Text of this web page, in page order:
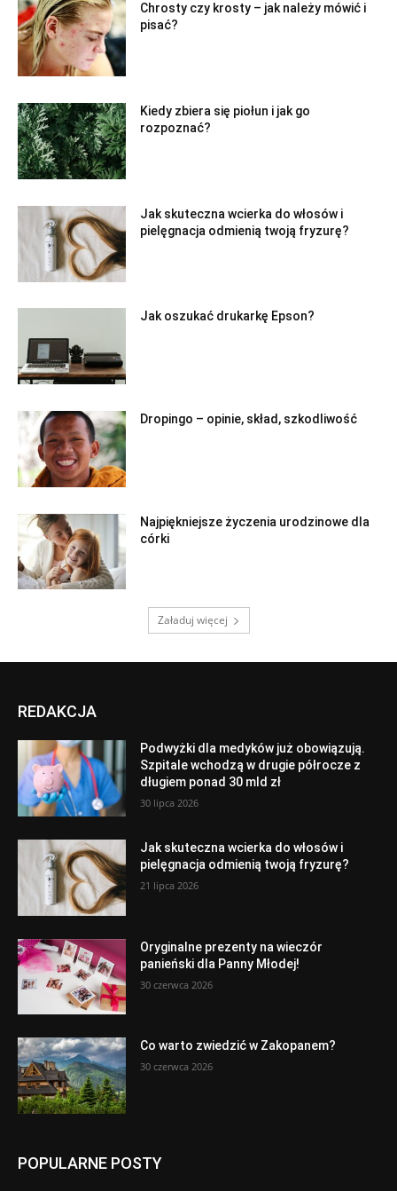
Chrosty czy krosty – jak należy mówić i
pisać?
Kiedy zbiera się piołun i jak go
rozpoznać?
Jak skuteczna wcierka do włosów i
pielęgnacja odmienią twoją fryzurę?
Jak oszukać drukarkę Epson?
Dropingo – opinie, skład, szkodliwość
Najpiękniejsze życzenia urodzinowe dla
córki
Załaduj więcej
REDAKCJA
Podwyżki dla medyków już obowiązują.
Szpitale wchodzą w drugie półrocze z
długiem ponad 30 mld zł
30 lipca 2026
Jak skuteczna wcierka do włosów i
pielęgnacja odmienią twoją fryzurę?
21 lipca 2026
Oryginalne prezenty na wieczór
panieński dla Panny Młodej!
30 czerwca 2026
Co warto zwiedzić w Zakopanem?
30 czerwca 2026
POPULARNE POSTY